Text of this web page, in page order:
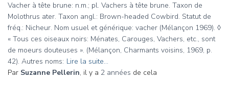
Vacher à tête brune: n.m.; pl. Vachers à tête brune. Taxon de
Molothrus ater. Taxon angl.: Brown-headed Cowbird. Statut de
fréq.: Nicheur. Nom usuel et générique: vacher (Mélançon 1969). ◊
« Tous ces oiseaux noirs: Ménates, Carouges, Vachers, etc., sont
de moeurs douteuses ». (Mélançon, Charmants voisins, 1969, p.
42). Autres noms: Lire la suite…
Par Suzanne Pellerin, il y a 2 années de cela